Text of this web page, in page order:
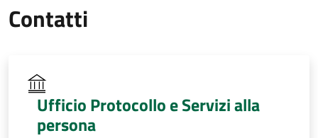
Contatti
Ufficio Protocollo e Servizi alla
persona